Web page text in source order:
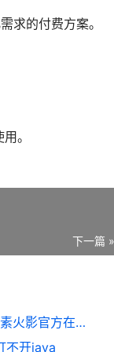
求的付费方案。
。
下一篇 »
像素火影网页版正版不收费玩 像素火影官方在线畅玩入口 像素火影官方下载入口
不开java